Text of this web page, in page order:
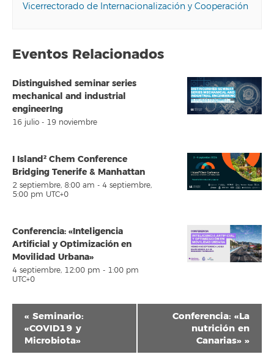
Vicerrectorado de Internacionalización y Cooperación
Eventos Relacionados
Distinguished seminar series
mechanical and industrial
engineerIng
16 julio - 19 noviembre
I Island² Chem Conference
Bridging Tenerife & Manhattan
2 septiembre, 8:00 am - 4 septiembre,
5:00 pm UTC+0
Conferencia: «Inteligencia
Artificial y Optimización en
Movilidad Urbana»
4 septiembre, 12:00 pm - 1:00 pm
UTC+0
Navegación
del
Evento
« Seminario:
«COVID19 y
Microbiota»
Conferencia: «La
nutrición en
Canarias» »